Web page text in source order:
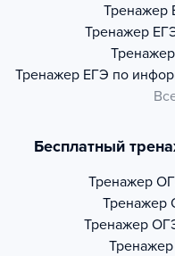
Тренажер
Тренажер
Тренажер
Тренажер ЕГЭ по
Бесплатный
Тренажер
Тренажер
Тренажер
Тренажер